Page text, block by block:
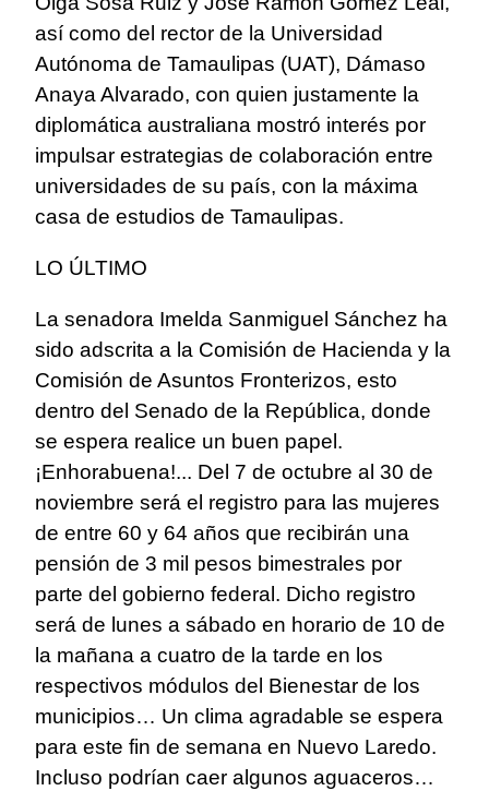
así como del rector de la Universidad
Autónoma de Tamaulipas (UAT), Dámaso
Anaya Alvarado, con quien justamente la
diplomática australiana mostró interés por
impulsar estrategias de colaboración entre
universidades de su país, con la máxima
casa de estudios de Tamaulipas.
LO ÚLTIMO
La senadora Imelda Sanmiguel Sánchez ha
sido adscrita a la Comisión de Hacienda y la
Comisión de Asuntos Fronterizos, esto
dentro del Senado de la República, donde
se espera realice un buen papel.
¡Enhorabuena!... Del 7 de octubre al 30 de
noviembre será el registro para las mujeres
de entre 60 y 64 años que recibirán una
pensión de 3 mil pesos bimestrales por
parte del gobierno federal. Dicho registro
será de lunes a sábado en horario de 10 de
la mañana a cuatro de la tarde en los
respectivos módulos del Bienestar de los
municipios… Un clima agradable se espera
para este fin de semana en Nuevo Laredo.
Incluso podrían caer algunos aguaceros…